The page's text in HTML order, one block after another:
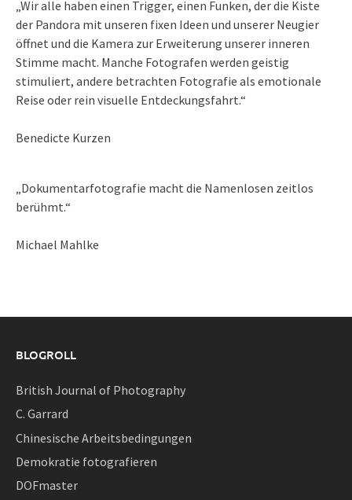
„Wir alle haben einen Trigger, einen Funken, der die Kiste
der Pandora mit unseren fixen Ideen und unserer Neugier
öffnet und die Kamera zur Erweiterung unserer inneren
Stimme macht. Manche Fotografen werden geistig
stimuliert, andere betrachten Fotografie als emotionale
Reise oder rein visuelle Entdeckungsfahrt.“
Benedicte Kurzen
„Dokumentarfotografie macht die Namenlosen zeitlos
berühmt.“
Michael Mahlke
BLOGROLL
British Journal of Photography
C. Garrard
Chinesische Arbeitsbedingungen
Demokratie fotografieren
DOFmaster